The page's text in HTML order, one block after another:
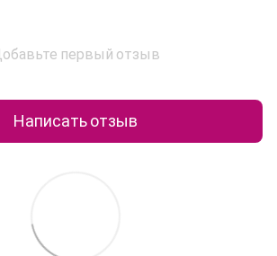
первый отзыв
Написать отзыв